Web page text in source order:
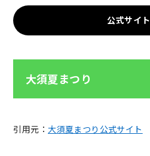
公式サイト
大須夏まつり
引用元：大須夏まつり公式サイト